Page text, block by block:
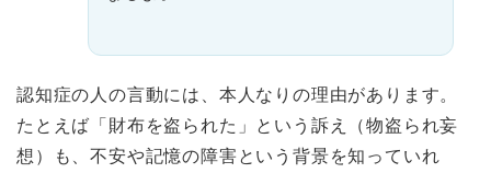
認知症の人の言動には、本人なりの理由があります。
たとえば「財布を盗られた」という訴え（物盗られ妄
想）も、不安や記憶の障害という背景を知っていれ